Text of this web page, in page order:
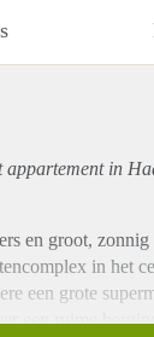
appartementin
en groot,
in het
een grote
een ruime